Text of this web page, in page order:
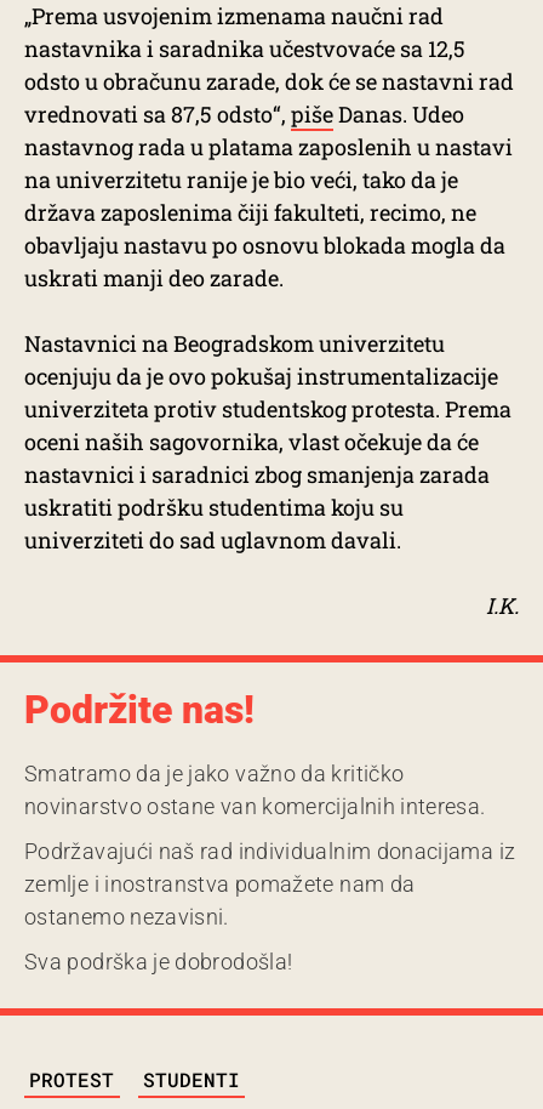
„Prema usvojenim izmenama naučni rad
nastavnika i saradnika učestvovaće sa 12,5
odsto u obračunu zarade, dok će se nastavni rad
vrednovati sa 87,5 odsto“, pišeDanas. Udeo
nastavnog rada u platama zaposlenih u nastavi
na univerzitetu ranije je bio veći, tako da je
država zaposlenima čiji fakulteti, recimo, ne
obavljaju nastavu po osnovu blokada mogla da
uskrati manji deo zarade.
Nastavnici na Beogradskom univerzitetu
ocenjuju da je ovo pokušaj instrumentalizacije
univerziteta protiv studentskog protesta. Prema
oceni naših sagovornika, vlast očekuje da će
nastavnici i saradnici zbog smanjenja zarada
uskratiti podršku studentima koju su
univerziteti do sad uglavnom davali.
I.K.
Podržite nas!
Smatramo da je jako važno da kritičko
novinarstvo ostane van komercijalnih interesa.
Podržavajući naš rad individualnim donacijama iz
zemlje i inostranstva pomažete nam da
ostanemo nezavisni.
Sva podrška je dobrodošla!
PROTEST STUDENTI